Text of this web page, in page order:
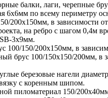
балки, лаги, черепные
6х6мм по всему периметру
200х150мм, в зависимости
на ребро с шагом 0,4м
3х9мм.
100/150/200х150мм, в
брус 100/150х150/200мм, в
березовые нагели
с коренным шипом.
пиломатериал 150/